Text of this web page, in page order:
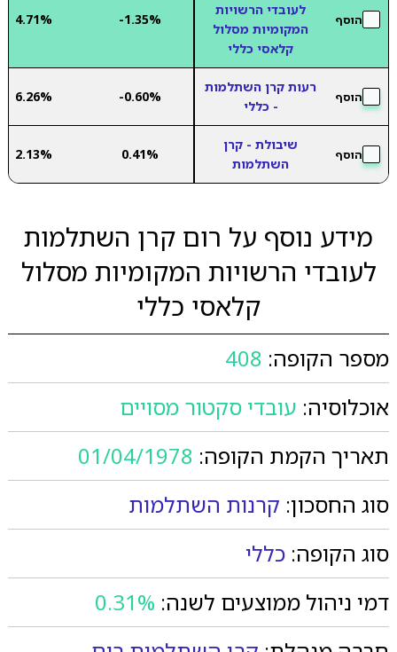
הוסף
לעובדי הרשויות
המקומיות מסלול
קלאסי כללי
-1.35%
4.71%
הוסף
רעות קרן השתלמות
- כללי
-0.60%
6.26%
הוסף
שיבולת - קרן
השתלמות
0.41%
2.13%
מידע נוסף על רום קרן השתלמות
לעובדי הרשויות המקומיות מסלול
קלאסי כללי
מספר הקופה: 408
אוכלוסיה: עובדי סקטור מסויים
תאריך הקמת הקופה: 01/04/1978
סוג החסכון: קרנות השתלמות
סוג הקופה: כללי
דמי ניהול ממוצעים לשנה: 0.31%